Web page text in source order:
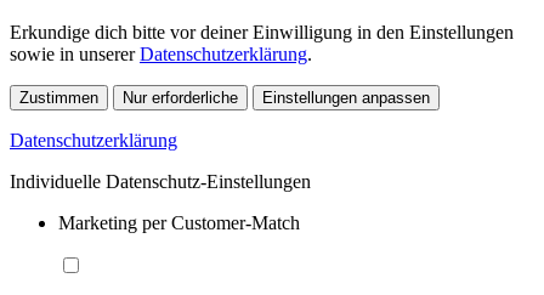
Erkundige dich bitte vor deiner Einwilligung in den Einstellungen
sowie in unsererDatenschutzerklärung.
Zustimmen Nur erforderliche Einstellungen anpassen
Datenschutzerklärung
Individuelle Datenschutz-Einstellungen
Marketing per Customer-Match